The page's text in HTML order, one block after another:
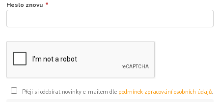
Heslo znovu *
Přeji si odebírat novinky e-mailem dle podmínek zpracování osobních údajů.